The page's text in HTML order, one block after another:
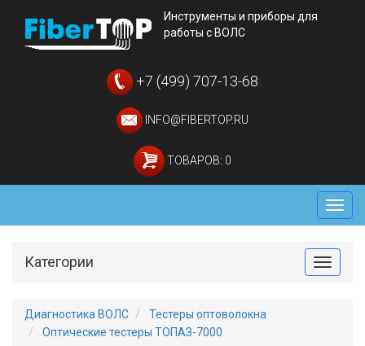
Инструменты и приборы для
работы с ВОЛС
+7 (499) 707-13-68
INFO@FIBERTOP.RU
ТОВАРОВ: 0
Меню
Toggle
Категории
Диагностика ВОЛС
Тестеры оптоволокна
Оптические тестеры ТОПАЗ-7000